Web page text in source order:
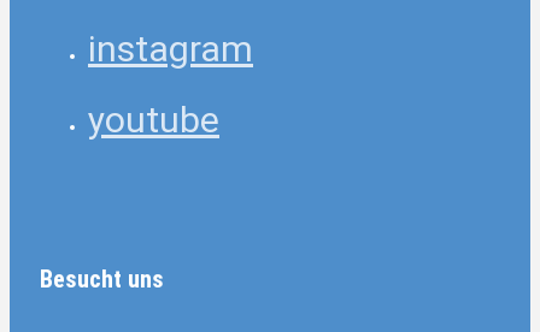
instagram
youtube
Besucht uns